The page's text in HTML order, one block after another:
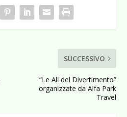
SUCCESSIVO
“Le Ali del Divertimento”
organizzate da Alfa Park
Travel